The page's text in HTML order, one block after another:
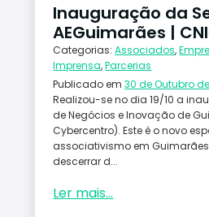
Inauguração da
AEGuimarães |
Categorias:Associados,
Imprensa,Parcerias
Publicado em30 de Outubro
Realizou-se no dia 19/10 a
de Negócios e Inovação de
Cybercentro). Este é o novo
associativismo em
descerrar d...
Ler mais...